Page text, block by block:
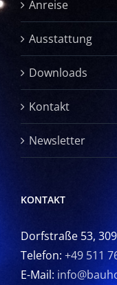
Anreise
Ausstattung
Downloads
Kontakt
Newsletter
KONTAKT
Dorfstraße 53,
Telefon: +49 511
E-Mail: